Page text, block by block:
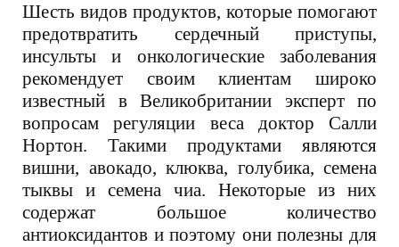
Шесть видов продуктов, которые помогают
предотвратить сердечный приступы,
инсульты и онкологические заболевания
рекомендует своим клиентам широко
известный в Великобритании эксперт по
вопросам регуляции веса доктор Салли
Нортон. Такими продуктами являются
вишни, авокадо, клюква, голубика, семена
тыквы и семена чиа. Некоторые из них
содержат большое количество
антиоксидантов и поэтому они полезны для